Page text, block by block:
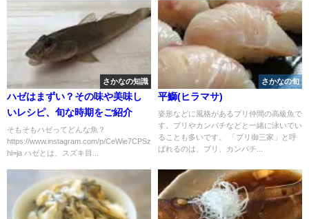
さかなの知識
ハゼはまずい？その味や美味し
いレシピ、旬な時期をご紹介
そもそもハゼってどんな魚？
https://www.instagram.com/p/CeWie7CPSzb/?
hl=ja ハゼとは、スズキ目...
さかなの旬
平鰤(ヒラマサ)
姿形などに風格があるブリ仲間の高級魚で
す。ブリやカンパチなどと一緒に泳いでい
ることも多いです。 「ブリ御三家」と呼
ばれるのは、ブリ、カンパチ...